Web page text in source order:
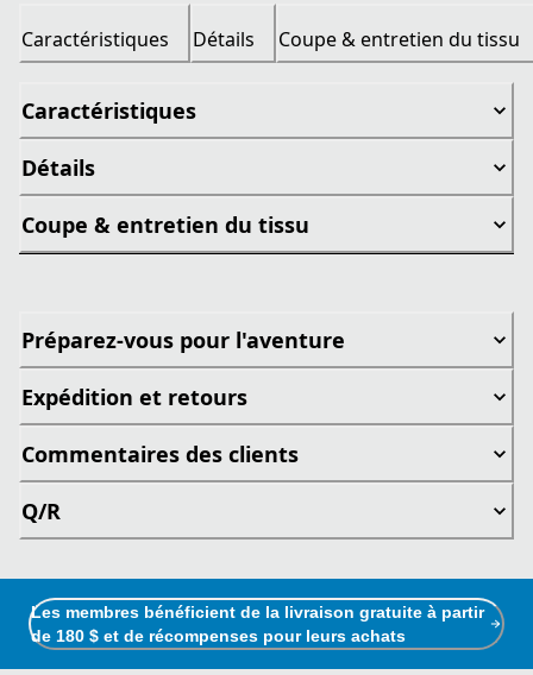
Caractéristiques Détails Coupe & entretien du tissu
Caractéristiques
Détails
Coupe & entretien du tissu
Préparez-vous pour l'aventure
Expédition et retours
Commentaires des clients
Q/R
Les membres bénéficient de la livraison gratuite à partir
de 180 $ et de récompenses pour leurs achats